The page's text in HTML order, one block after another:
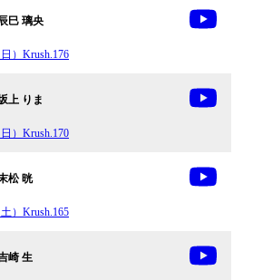
巳 璃央
）Krush.176
上 りま
）Krush.170
松 晄
）Krush.165
崎 生